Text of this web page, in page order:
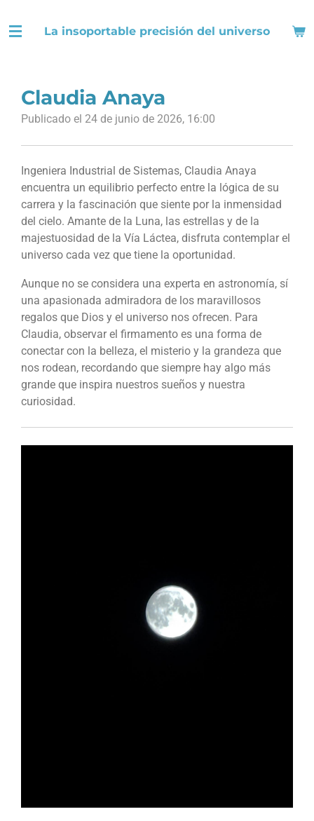
al
La insoportable precisión del universo
Claudia Anaya
Publicado el 24 de junio de 2026, 16:00
Ingeniera Industrial de Sistemas, Claudia Anaya
encuentra un equilibrio perfecto entre la lógica de su
carrera y la fascinación que siente por la inmensidad
del cielo. Amante de la Luna, las estrellas y de la
majestuosidad de la Vía Láctea, disfruta contemplar el
universo cada vez que tiene la oportunidad.
Aunque no se considera una experta en astronomía, sí
una apasionada admiradora de los maravillosos
regalos que Dios y el universo nos ofrecen. Para
Claudia, observar el firmamento es una forma de
conectar con la belleza, el misterio y la grandeza que
nos rodean, recordando que siempre hay algo más
grande que inspira nuestros sueños y nuestra
curiosidad.